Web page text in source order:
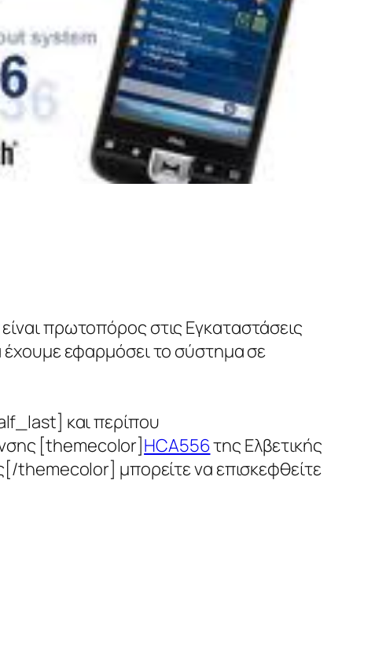
είναι πρωτοπόρος στις Εγκαταστάσεις
έχουμε εφαρμόσει το σύστημα σε
και περίπου
[themecolor]HCA556της Ελβετικής
μπορείτε να επισκεφθείτε